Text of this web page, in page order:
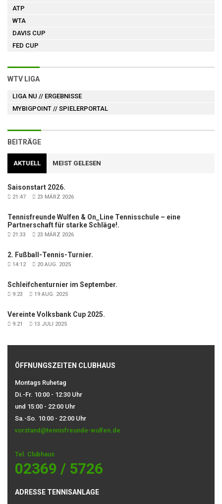
ATP
WTA
DAVIS CUP
FED CUP
WTV LIGA
LIGA NU // ERGEBNISSE
MYBIGPOINT // SPIELERPORTAL
BEITRÄGE
AKTUELL MEIST GELESEN
Saisonstart 2026.
21:47 23 MÄRZ 2026
Tennisfreunde Wulfen & On_Line Tennisschule – eine
Partnerschaft für starke Schläge!.
21:33 23 MÄRZ 2026
2. Fußball-Tennis-Turnier.
14:12 20 AUG. 2025
Schleifchenturnier im September.
9:23 19 AUG. 2025
Vereinte Volksbank Cup 2025.
9:21 13 JULI 2025
ÖFFNUNGSZEITEN CLUBHAUS
Montags Ruhetag
Di.-Fr. 10:00 - 12:30 Uhr
und 15:00 - 22:00 Uhr
Sa.-So. 10:00 - 22:00 Uhr
vorstand@tennisfreunde-wulfen.de
Tel. Clubhaus
02369 / 5726
ADRESSE TENNISANLAGE